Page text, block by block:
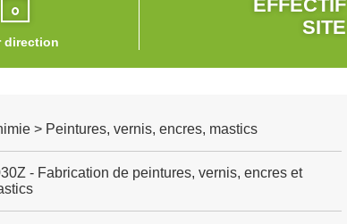
direction
EFFECTIF
SITE
> Peintures, vernis, encres, mastics
- Fabrication de peintures, vernis, encres et